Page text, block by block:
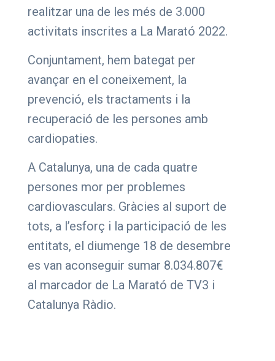
realitzar una de les més de 3.000
activitats inscrites a La Marató 2022.
Conjuntament, hem bategat per
avançar en el coneixement, la
prevenció, els tractaments i la
recuperació de les persones amb
cardiopaties.
A Catalunya, una de cada quatre
persones mor per problemes
cardiovasculars. Gràcies al suport de
tots, a l’esforç i la participació de les
entitats, el diumenge 18 de desembre
es van aconseguir sumar 8.034.807€
al marcador de La Marató de TV3 i
Catalunya Ràdio.